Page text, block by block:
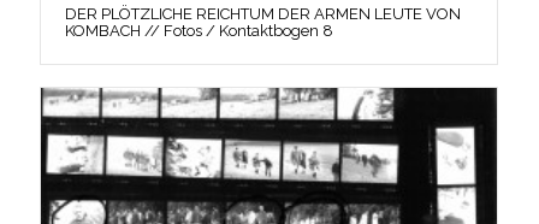
DER PLÖTZLICHE REICHTUM DER ARMEN LEUTE VON
KOMBACH // Fotos / Kontaktbogen 8